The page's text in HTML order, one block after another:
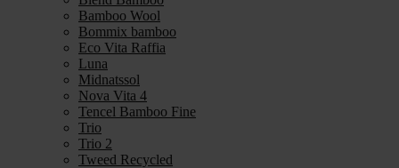
Bamboo Wool
Bommix bamboo
Eco Vita Raffia
Luna
Midnatssol
Nova Vita 4
Tencel Bamboo Fine
Trio
Trio 2
Tweed Recycled